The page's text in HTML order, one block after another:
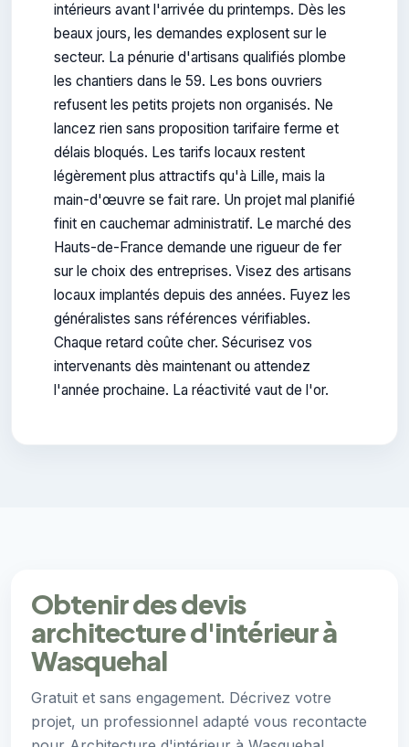
intérieurs avant l'arrivée du printemps. Dès les
beaux jours, les demandes explosent sur le
secteur. La pénurie d'artisans qualifiés plombe
les chantiers dans le 59. Les bons ouvriers
refusent les petits projets non organisés. Ne
lancez rien sans proposition tarifaire ferme et
délais bloqués. Les tarifs locaux restent
légèrement plus attractifs qu'à Lille, mais la
main-d'œuvre se fait rare. Un projet mal planifié
finit en cauchemar administratif. Le marché des
Hauts-de-France demande une rigueur de fer
sur le choix des entreprises. Visez des artisans
locaux implantés depuis des années. Fuyez les
généralistes sans références vérifiables.
Chaque retard coûte cher. Sécurisez vos
intervenants dès maintenant ou attendez
l'année prochaine. La réactivité vaut de l'or.
Obtenir des devis
architecture d'intérieur à
Wasquehal
Gratuit et sans engagement. Décrivez votre
projet, un professionnel adapté vous recontacte